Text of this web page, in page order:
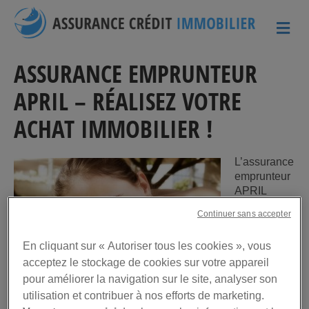
ASSURANCE EMPRUNTEUR
APRIL – RÉALISEZ VOTRE
ACHAT IMMOBILIER !
L’assurance
emprunteur
APRIL
la fois aux
de 18 à 80
ans et aux
gros
investisseur
s souhaitant
En cliquant sur « Autoriser tous les cookies », vous
acceptez le stockage de cookies sur votre appareil
pour améliorer la navigation sur le site, analyser son
utilisation et contribuer à nos efforts de marketing.
Continuer sans accepter